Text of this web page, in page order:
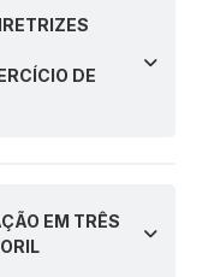
DE
EM TRÊS